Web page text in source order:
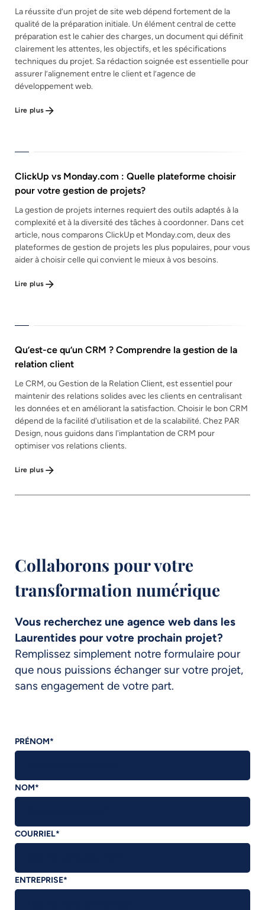
La réussite d’un projet de site web dépend fortement de la
qualité de la préparation initiale. Un élément central de cette
préparation est le cahier des charges, un document qui définit
clairement les attentes, les objectifs, et les spécifications
techniques du projet. Sa rédaction soignée est essentielle pour
assurer l’alignement entre le client et l’agence de
développement web.
Lire plus
ClickUp vs Monday.com : Quelle plateforme choisir
pour votre gestion de projets?
La gestion de projets internes requiert des outils adaptés à la
complexité et à la diversité des tâches à coordonner. Dans cet
article, nous comparons ClickUp et Monday.com, deux des
plateformes de gestion de projets les plus populaires, pour vous
aider à choisir celle qui convient le mieux à vos besoins.
Lire plus
Qu’est-ce qu’un CRM ? Comprendre la gestion de la
relation client
Le CRM, ou Gestion de la Relation Client, est essentiel pour
maintenir des relations solides avec les clients en centralisant
les données et en améliorant la satisfaction. Choisir le bon CRM
dépend de la facilité d'utilisation et de la scalabilité. Chez PAR
Design, nous guidons dans l'implantation de CRM pour
optimiser vos relations clients.
Lire plus
Collaborons pour votre
transformation numérique
Vous recherchez une agence web dans les
Laurentides pour votre prochain projet?
Remplissez simplement notre formulaire pour
que nous puissions échanger sur votre projet,
sans engagement de votre part.
PRÉNOM*
NOM*
COURRIEL*
ENTREPRISE*